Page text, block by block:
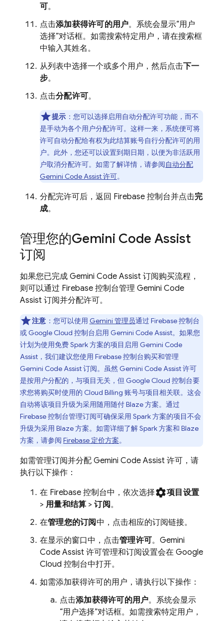
可。
点击添加获得许可的用户。系统会显示“用户
选择”对话框。如需搜索特定用户，请在搜索框
中输入其姓名。
从列表中选择一个或多个用户，然后点击下一
步。
点击分配许可。
提示 ：您可以选择启用自动分配许可功能，而不
是手动为各个用户分配许可。这样一来，系统便可将
许可自动分配给有权为此结算账号自行分配许可的用
户。此外，您还可以设置到期日期，以便为非活跃用
户取消分配许可。如需了解详情，请参阅自动分配
Gemini Code Assist许可。
分配完许可后，返回 Firebase 控制台并点击完
成。
管理您的Gemini Code Assist
订阅
如果您已完成 Gemini Code Assist 订阅购买流程，
则可以通过 Firebase 控制台管理 Gemini Code
Assist 订阅并分配许可。
注意 ：您可以使用 Gemini 管理员通过 Firebase控制台
或 Google Cloud 控制台启用 Gemini Code Assist。如果您
计划为使用免费 Spark 方案的项目启用 Gemini Code
Assist ，我们建议您使用 Firebase控制台购买和管理
Gemini Code Assist订阅。虽然 Gemini Code Assist许可
是按用户分配的，与项目无关，但 Google Cloud 控制台要
求您将购买时使用的 Cloud Billing 账号与项目相关联。这会
自动将该项目升级为采用随用随付 Blaze 方案。通过
Firebase控制台管理订阅可确保采用 Spark 方案的项目不会
升级为采用 Blaze 方案。如需详细了解 Spark 方案和 Blaze
方案，请参阅 Firebase 定价方案。
如需管理订阅并分配 Gemini Code Assist 许可，请
执行以下操作：
在 Firebase 控制台中，依次选择settings项目设置
> 用量和结算 >订阅。
在管理您的订阅中，点击相应的订阅链接。
在显示的窗口中，点击管理许可。 Gemini
Code Assist 许可管理和订阅设置会在 Google
Cloud 控制台中打开。
如需添加获得许可的用户，请执行以下操作：
点击添加获得许可的用户。系统会显示
“用户选择”对话框。如需搜索特定用户，